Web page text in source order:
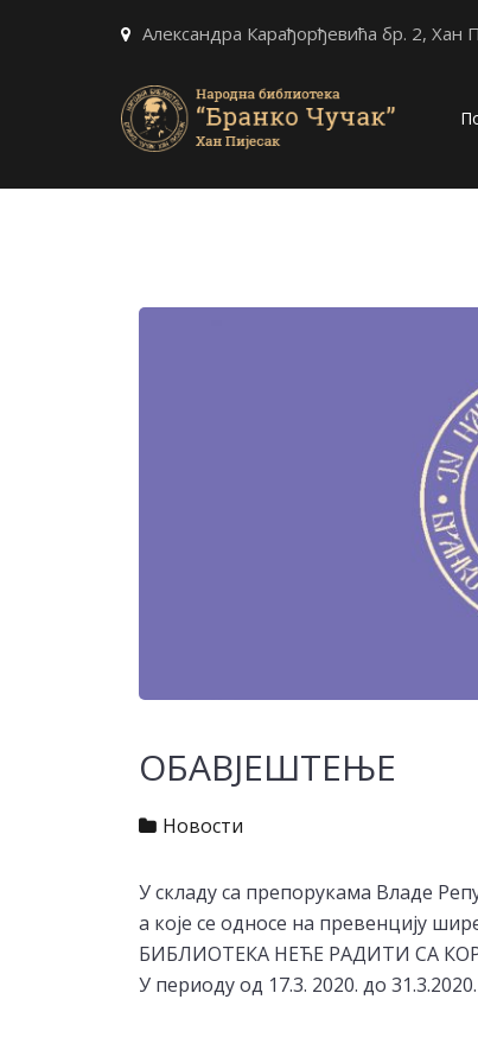
Александра Карађорђевића бр. 2, Хан
ОБАВЈЕШТЕЊЕ
Новости
У складу са препорукама Владе
а које се односе на превенцију
БИБЛИОТЕКА НЕЋЕ РАДИТИ СА
У периоду од 17.3. 2020. до 31.3.2020.